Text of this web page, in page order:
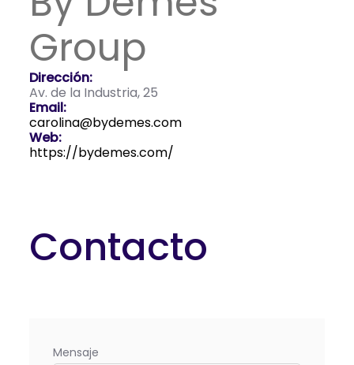
Group
Dirección:
Av. de la Industria, 25
Email:
carolina@bydemes.com
Web:
https://bydemes.com/
Contacto
Mensaje